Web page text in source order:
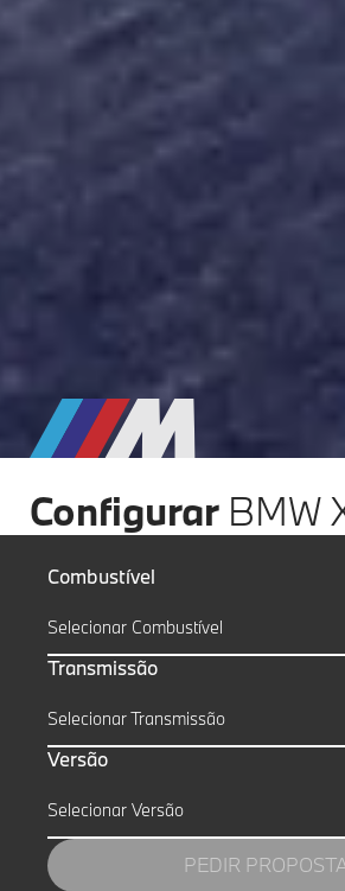
Configurar BMW
Combustível
Selecionar Combustível
Transmissão
Selecionar Transmissão
Versão
Selecionar Versão
PEDIR